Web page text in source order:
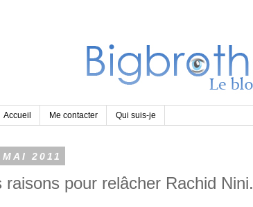
Accueil Me contacter Qui suis-je
2011
raisons pour relâcher Rachid Nini.